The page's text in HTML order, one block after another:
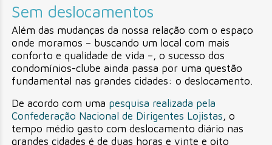
Sem deslocamentos
Além das mudanças da nossa relação com o espaço
onde moramos – buscando um local com mais
conforto e qualidade de vida –, o sucesso dos
condomínios-clube ainda passa por uma questão
fundamental nas grandes cidades: o deslocamento.
De acordo com uma pesquisa realizada pela
Confederação Nacional de Dirigentes Lojistas, o
tempo médio gasto com deslocamento diário nas
grandes cidades é de duas horas e vinte e oito